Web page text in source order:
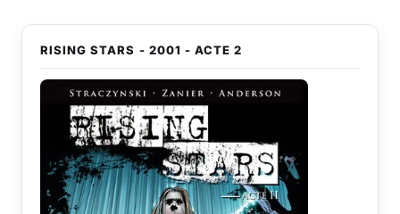
RISING STARS - 2001 - ACTE 2